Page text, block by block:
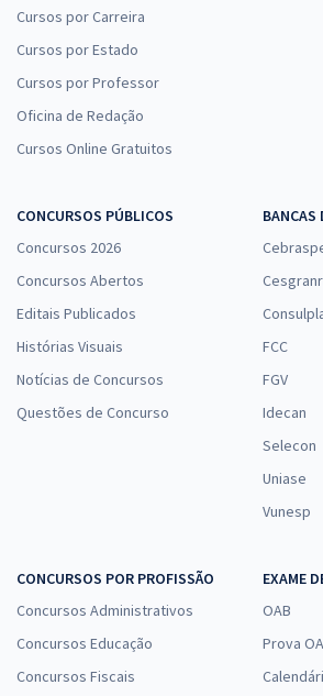
TRF 5ª Região - Tribunal Regional Federal
Judiciário - Oficial de Justiça
à vista
52,72
Economize R$ 158,16 (-
Conhecimentos Gerais para o Cargo de
de Justiça Avaliador
ou 12x de
R$21,99
Comprar
Cursos por Carreira
Cursos por Estado
Cursos por Professor
Oficina de Redação
Cursos Online Gratuitos
CONCURSOS PÚBLICOS
Concursos 2026
Concursos Abertos
Editais Publicados
Histórias Visuais
Notícias de Concursos
Questões de Concurso
BANCAS
FCC
FGV
Idecan
Selecon
Uniase
Vunesp
CONCURSOS POR PROFISSÃO
Concursos Administrativos
Concursos Educação
Concursos Fiscais
EXAME
OAB
Prova